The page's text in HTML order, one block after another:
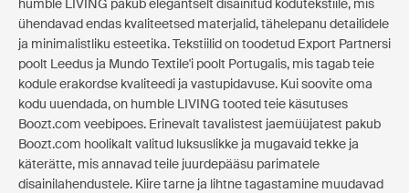
humble LIVING pakub elegantselt disainitud kodutekstiile, mis
ühendavad endas kvaliteetsed materjalid, tähelepanu detailidele
ja minimalistliku esteetika. Tekstiilid on toodetud Export Partnersi
poolt Leedus ja Mundo Textile'i poolt Portugalis, mis tagab teie
kodule erakordse kvaliteedi ja vastupidavuse. Kui soovite oma
kodu uuendada, on humble LIVING tooted teie käsutuses
Boozt.com veebipoes. Erinevalt tavalistest jaemüüjatest pakub
Boozt.com hoolikalt valitud luksuslikke ja mugavaid tekke ja
käterätte, mis annavad teile juurdepääsu parimatele
disainilahendustele. Kiire tarne ja lihtne tagastamine muudavad